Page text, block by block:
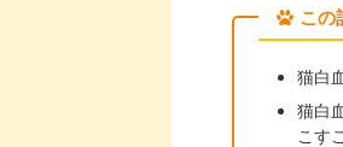
この
猫白
猫白
こす